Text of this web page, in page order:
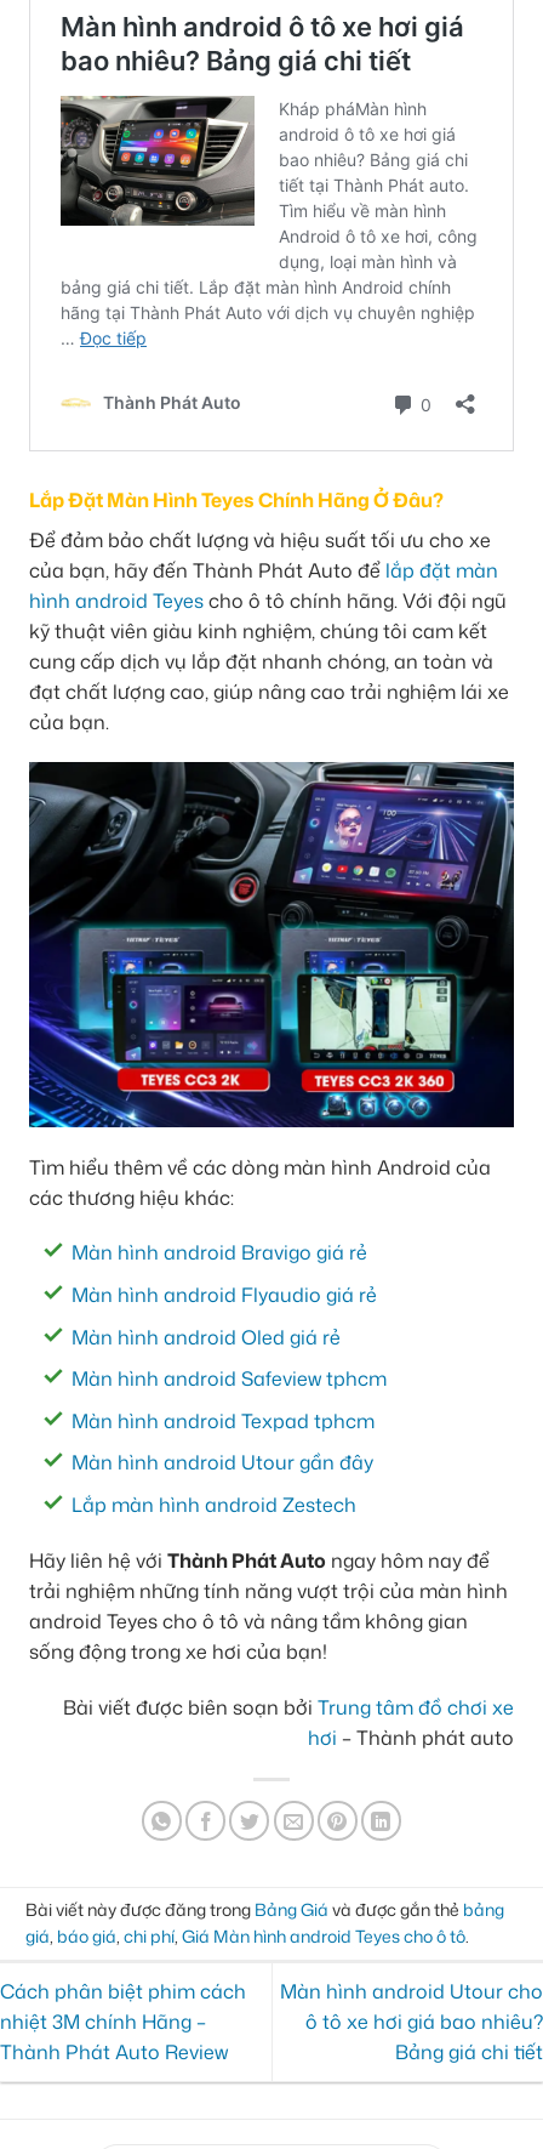
Lắp Đặt Màn Hình Teyes Chính Hãng Ở Đâu?
Để đảm bảo chất lượng và hiệu suất tối ưu cho xe
của bạn, hãy đến Thành Phát Auto để lắp đặt màn
hình android Teyescho ô tô chính hãng. Với đội ngũ
kỹ thuật viên giàu kinh nghiệm, chúng tôi cam kết
cung cấp dịch vụ lắp đặt nhanh chóng, an toàn và
đạt chất lượng cao, giúp nâng cao trải nghiệm lái xe
của bạn.
Tìm hiểu thêm về các dòng màn hình Android của
các thương hiệu khác:
Màn hình android Bravigo giá rẻ
Màn hình android Flyaudio giá rẻ
Màn hình android Oled giá rẻ
Màn hình android Safeview tphcm
Màn hình android Texpad tphcm
Màn hình android Utour gần đây
Lắp màn hình android Zestech
Hãy liên hệ với Thành Phát Auto ngay hôm nay để
trải nghiệm những tính năng vượt trội của màn hình
android Teyes cho ô tô và nâng tầm không gian
sống động trong xe hơi của bạn!
Bài viết được biên soạn bởi Trung tâm đồ chơi xe
hơi – Thành phát auto
Bài viết này được đăng trong Bảng Giá và được gắn thẻ bảng
giá báo giá chi phí Giá Màn hình android Teyes cho ô tô
Cách phân biệt phim cách
nhiệt 3M chính Hãng –
Thành Phát Auto Review
Màn hình android Utour cho
ô tô xe hơi giá bao nhiêu?
Bảng giá chi tiết